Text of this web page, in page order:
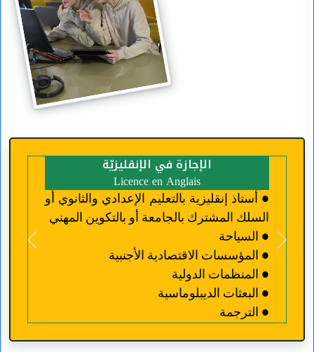
الإجازة في الإنقليزيّة
Licence en Anglais
● أستاذ إنقليزية بالتعليم الإعدادي والثانوي أو
السلك المشترك بالجامعة أو بالتكوين المهني
● السياحة
● المؤسسات الاقتصادية الأجنبية
● المنظمات الدولية
● البعثات الديبلوماسية
● الترجمة
Next